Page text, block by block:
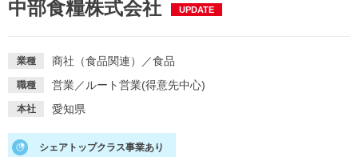
イベントを探す
中部食糧株式会社 UPDATE
業種 商社（食品関連） ／食品
職種 営業／ ルート営業(得意先中心)
本社 愛知県
シェアトップクラス事業あり